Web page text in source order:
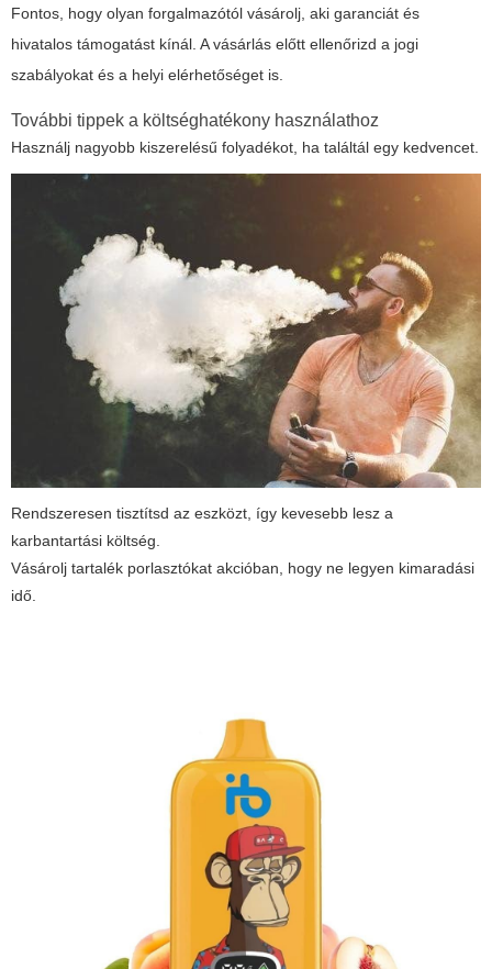
Fontos, hogy olyan forgalmazótól vásárolj, aki garanciát és
hivatalos támogatást kínál. A vásárlás előtt ellenőrizd a jogi
szabályokat és a helyi elérhetőséget is.
További tippek a költséghatékony használathoz
Használj nagyobb kiszerelésű folyadékot, ha találtál egy kedvencet.
Rendszeresen tisztítsd az eszközt, így kevesebb lesz a
karbantartási költség.
Vásárolj tartalék porlasztókat akcióban, hogy ne legyen kimaradási
idő.